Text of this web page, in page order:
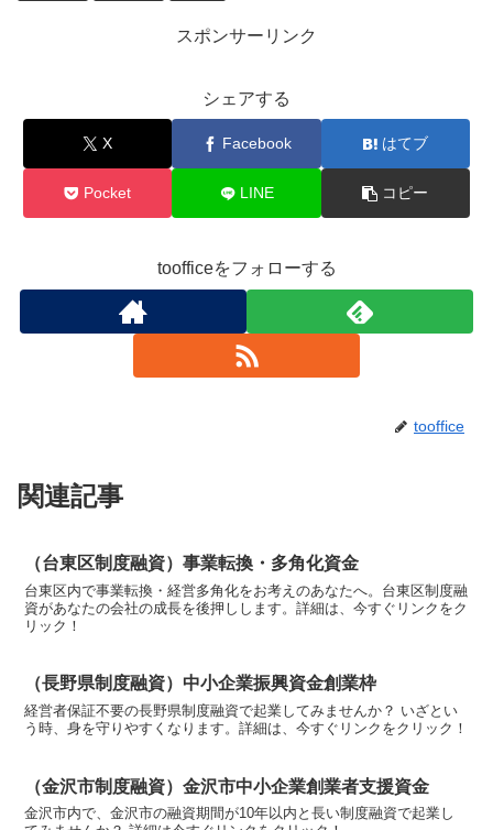
スポンサーリンク
シェアする
X Facebook はてブ
Pocket LINE コピー
toofficeをフォローする
tooffice
関連記事
（台東区制度融資）事業転換・多角化資金
台東区内で事業転換・経営多角化をお考えのあなたへ。台東区制度融
資があなたの会社の成長を後押しします。詳細は、今すぐリンクをク
リック！
（長野県制度融資）中小企業振興資金創業枠
経営者保証不要の長野県制度融資で起業してみませんか？ いざとい
う時、身を守りやすくなります。詳細は、今すぐリンクをクリック！
（金沢市制度融資）金沢市中小企業創業者支援資金
金沢市内で、金沢市の融資期間が10年以内と長い制度融資で起業し